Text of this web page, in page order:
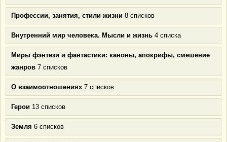
Профессии, занятия, стили жизни 8 списков
Внутренний мир человека. Мысли и жизнь 4 списка
Миры фэнтези и фантастики: каноны, апокрифы, смешение
жанров 7 списков
О взаимоотношениях 7 списков
Герои 13 списков
Земля 6 списков